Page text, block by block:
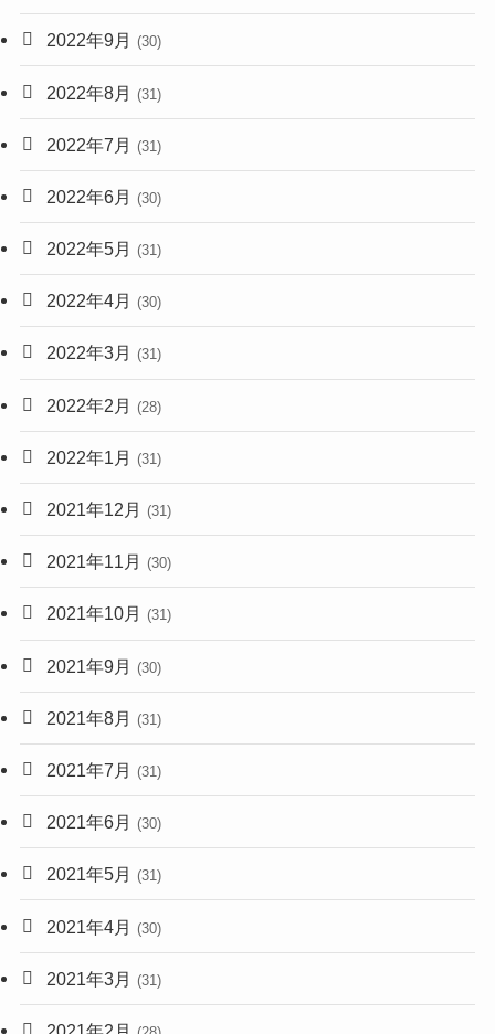
2022年9月 (30)
2022年8月 (31)
2022年7月 (31)
2022年6月 (30)
2022年5月 (31)
2022年4月 (30)
2022年3月 (31)
2022年2月 (28)
2022年1月 (31)
2021年12月 (31)
2021年11月 (30)
2021年10月 (31)
2021年9月 (30)
2021年8月 (31)
2021年7月 (31)
2021年6月 (30)
2021年5月 (31)
2021年4月 (30)
2021年3月 (31)